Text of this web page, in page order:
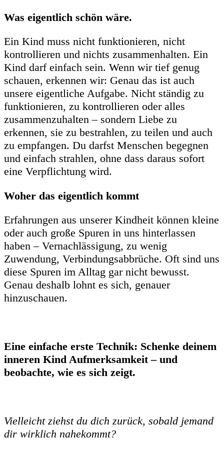
Was eigentlich schön wäre.
Ein Kind muss nicht funktionieren, nicht
kontrollieren und nichts zusammenhalten. Ein
Kind darf einfach sein. Wenn wir tief genug
schauen, erkennen wir: Genau das ist auch
unsere eigentliche Aufgabe. Nicht ständig zu
funktionieren, zu kontrollieren oder alles
zusammenzuhalten – sondern Liebe zu
erkennen, sie zu bestrahlen, zu teilen und auch
zu empfangen. Du darfst Menschen begegnen
und einfach strahlen, ohne dass daraus sofort
eine Verpflichtung wird.
Woher das eigentlich kommt
Erfahrungen aus unserer Kindheit können kleine
oder auch große Spuren in uns hinterlassen
haben – Vernachlässigung, zu wenig
Zuwendung, Verbindungsabbrüche. Oft sind uns
diese Spuren im Alltag gar nicht bewusst.
Genau deshalb lohnt es sich, genauer
hinzuschauen.
Eine einfache erste Technik: Schenke deinem
inneren Kind Aufmerksamkeit – und
beobachte, wie es sich zeigt.
Vielleicht ziehst du dich zurück, sobald jemand
dir wirklich nahekommt?